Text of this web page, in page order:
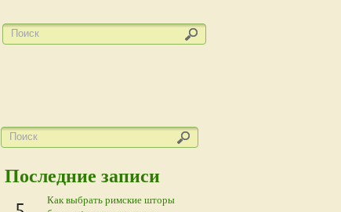
Последние записи
Как выбрать римские шторы